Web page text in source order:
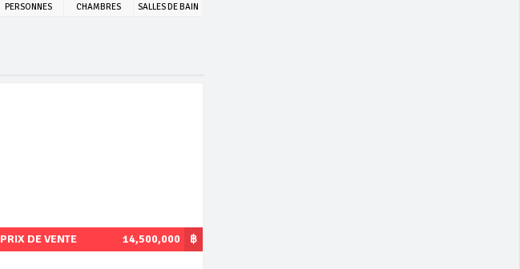
PERSONNES CHAMBRES SALLES DE BAIN
฿
PRIX DE VENTE 14,500,000